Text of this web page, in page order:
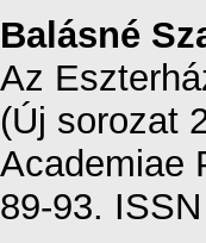
Balásné
Az
(Új sorozat
Academiae
89-93.